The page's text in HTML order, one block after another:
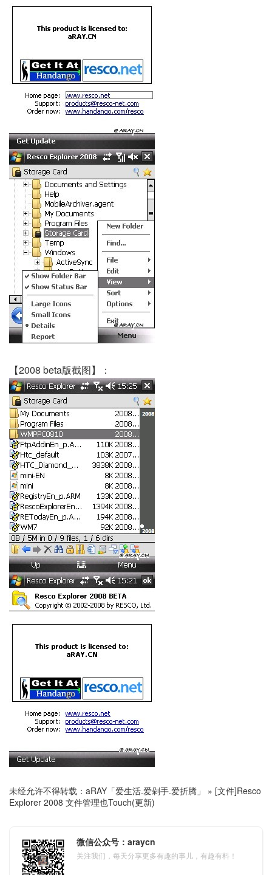
【2008 beta版截图】：
未经允许不得转载： aRAY「爱生活.爱剁手.爱折腾」 » [文件]Resco
Explorer 2008 文件管理也Touch(更新)
微信公众号：araycn
关注我们，每天分享更多有趣的事儿，有趣有料！